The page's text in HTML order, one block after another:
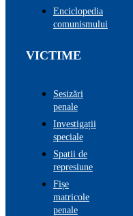
Enciclopedia
comunismului
VICTIME
Sesizări
penale
Investigații
speciale
Spații de
represiune
Fișe
matricole
penale